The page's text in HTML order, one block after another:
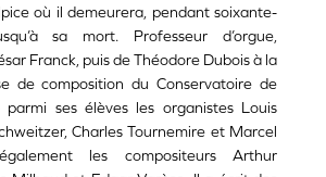
où il demeurera, pendant soixante-
sa mort. Professeur d’orgue,
Franck, puis de Théodore Dubois à la
de composition du Conservatoire de
ses élèves les organistes Louis
Charles Tournemire et Marcel
les compositeurs Arthur